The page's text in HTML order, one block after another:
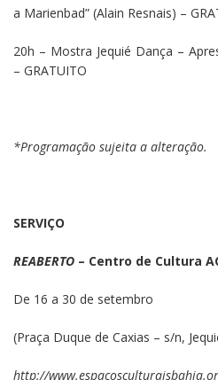
a Marienbad” (Alain Resnais) –
20h – Mostra Jequié Dança –
– GRATUITO
*Programação sujeita a alteração.
SERVIÇO
REABERTO – Centro de Cultura
De 16 a 30 de setembro
(Praça Duque de Caxias – s/n,
http://